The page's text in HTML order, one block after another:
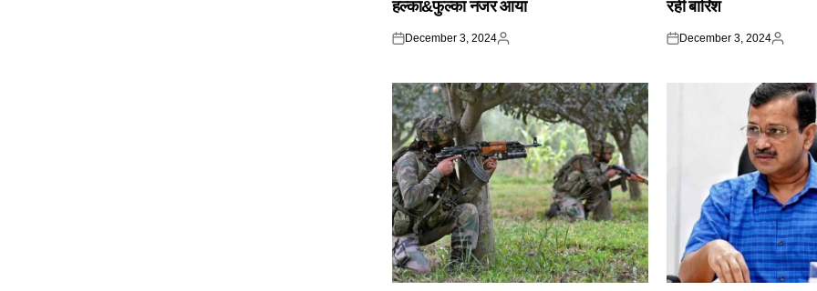
हल्का&फुल्का नजर आया
Posted
December 3, 2024
Posted
रही बारिश
Posted
December 3, 2024
Posted